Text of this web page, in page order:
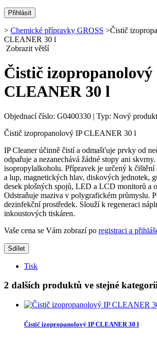
> Chemické přípravky GROSS >Čistič
CLEANER 30 l
Zobrazit větší
Čistič izopropanolový
CLEANER 30 l
Objednací číslo: G0400330 | Typ: Nový produkt
Čistič izopropanolový IP CLEANER 30 l
IP Cleaner účinně čistí a odmašťuje prvky od
odpařuje a nezanechává žádné stopy ani
isopropylalkoholu. Přípravek je určený k
a lup, magnetických hlav, diskových jednotek,
desek plošných spojů, LED a LCD monitorů a
Odstraňuje maziva v polygrafickém průmyslu.
dezinfekční prostředek. Slouží k regeneraci
inkoustových tiskáren.
Vaše cena se Vám zobrazí po registraci a
Sdílet
Tisk
2 dalších produktů ve stejné
Čistič izopropanolový IP CLEANER 30 l